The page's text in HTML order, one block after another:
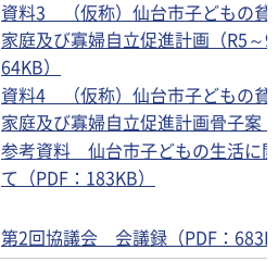
資料3 （仮称）仙台市子どもの貧
家庭及び寡婦自立促進計画（R5～
64KB）
資料4 （仮称）仙台市子どもの貧
家庭及び寡婦自立促進計画骨子案
参考資料 仙台市子どもの生活に
て（PDF：183KB）
第2回協議会 会議録（PDF：